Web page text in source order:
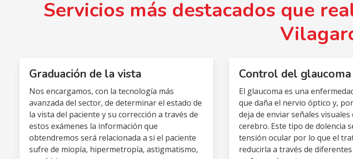
Servicios más destacados que
Graduación de la vista
Nos encargamos, con la tecnología más
avanzada del sector, de determinar el estado de
la vista del paciente y su corrección a través de
estos exámenes la información que
obtendremos será relacionada a si el paciente
sufre de miopía, hipermetropía, astigmatismo,
Control del glaucoma
El glaucoma es una
que daña el nervio óptico y,
deja de enviar señales visuales
cerebro. Este tipo de dolencia
tensión ocular por lo que el
reducirla a través de